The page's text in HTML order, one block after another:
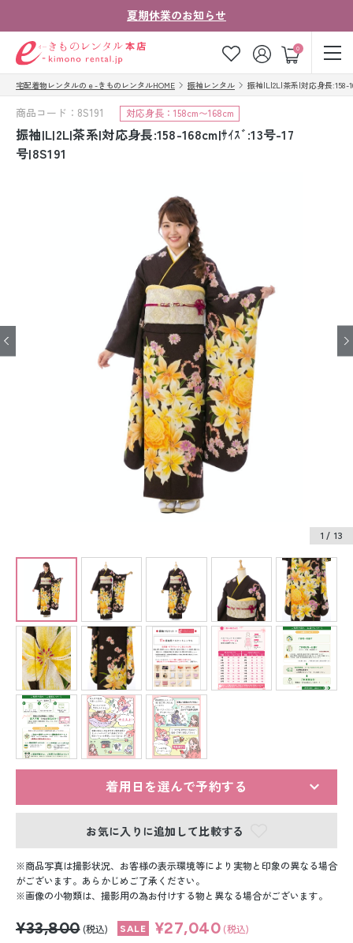
夏期休業のお知らせ
0
ゲスト
お気に入り ログイン カート
ご注文の流れ
会社案内
法人・グループの
お客様はこちら
ジュニア着物レンタル
ジュニア洋装レンタル
ベビー洋装レンタル
紋付袴レンタル
留袖レンタル
男性礼装レンタル
白無垢&紋付袴レンタル
引き振袖レンタル
小物販売品
宅配着物レンタルのｅ-きものレンタルHOME 振袖レンタル 振袖|L|2L|茶系|対応身長:158-
商品コード：8S191 対応身長：158cm〜168cm
振袖|L|2L|茶系|対応身長:158-168cm|ｻｲｽﾞ:13号-17
号|8S191
1 / 13
着用日を選んで予約する
お気に入りに追加して比較する
商品写真は撮影状況、お客様の表示環境等により実物と印象の異なる場合
がございます。あらかじめご了承ください。
画像の小物類は、撮影用の為お付けする物と異なる場合がございます。
¥33,800 (税込) ¥27,040 (税込)